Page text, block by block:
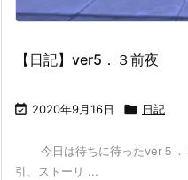
【日記】ver5．３前夜
 2020年9月16日  日記
今日は待ちに待ったver５
引、ストーリ ...